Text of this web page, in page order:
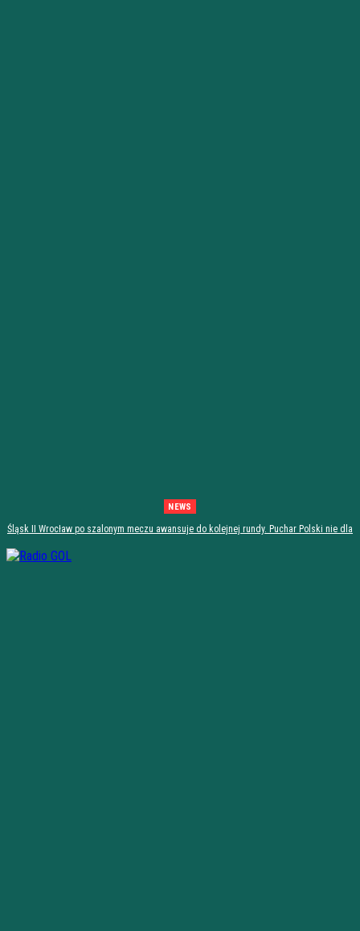
NEWS
Śląsk II Wrocław po szalonym meczu awansuje do kolejnej rundy. Puchar Polski nie dla